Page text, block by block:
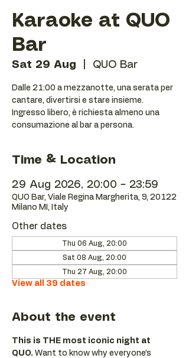
Karaoke at QUO
Bar
Sat 29 Aug QUO Bar
Dalle 21:00 a mezzanotte, una serata per
cantare, divertirsi e stare insieme.
Ingresso libero, è richiesta almeno una
consumazione al bar a persona.
Time & Location
29 Aug 2026, 20:00 – 23:59
QUO Bar, Viale Regina Margherita, 9, 20122
Milano MI, Italy
Other dates
Thu 06 Aug, 20:00
Sat 08 Aug, 20:00
Thu 27 Aug, 20:00
View all 39 dates
About the event
This is THE most iconic night at
QUO. Want to know why everyone’s